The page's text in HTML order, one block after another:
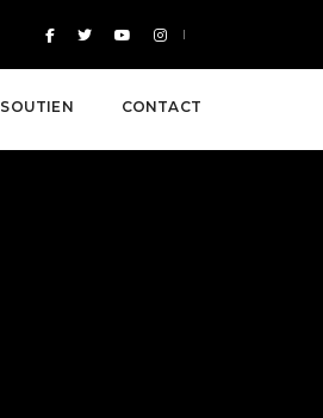
SOUTIEN CONTACT